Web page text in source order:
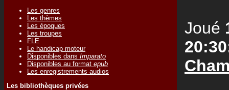
Les genres
Les thèmes
Les époques
Les troupes
FLE
Le handicap moteur
Disponibles dans Imparato
Disponibles au format epub
Les enregistrements audios
Les bibliothèques privées
Joué